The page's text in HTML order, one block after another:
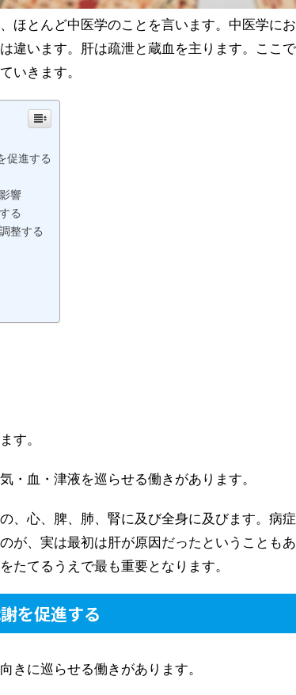
ほとんど中医学のことを言います。中医学に
違います。肝は疏泄と蔵血を主ります。ここで
いきます。
促進する
響
る
整する
す。
・血・津液を巡らせる働きがあります。
、心、脾、肺、腎に及び全身に及びます。病
が、実は最初は肝が原因だったということもあ
たてるうえで最も重要となります。
を促進する
きに巡らせる働きがあります。